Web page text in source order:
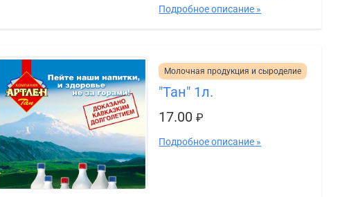
Подробное описание »
Молочная продукция и сыроделие
"Тан" 1л.
17.00₽
Подробное описание »